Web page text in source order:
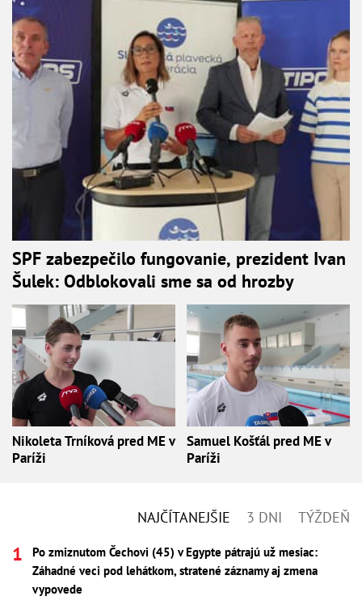
SPF zabezpečilo fungovanie, prezident Ivan
Šulek: Odblokovali sme sa od hrozby
Nikoleta Trníková pred ME v
Paríži
Samuel Košťál pred ME v
Paríži
NAJČÍTANEJŠIE 3 DNI TÝŽDEŇ
Po zmiznutom Čechovi (45) v Egypte pátrajú už mesiac:
Záhadné veci pod lehátkom, stratené záznamy aj zmena
vypovede